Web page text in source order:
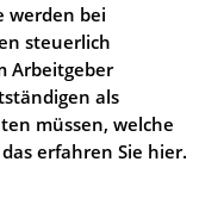
werden bei
steuerlich
Arbeitgeber
als
müssen, welche
erfahren Sie hier.